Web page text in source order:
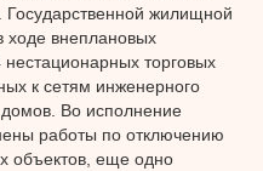
жилищной
ходе внеплановых
торговых
к сетям инженерного
Во исполнение
работы по отключению
объектов, еще одно